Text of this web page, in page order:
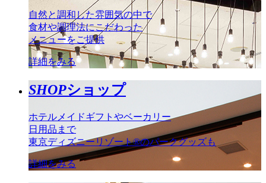
自然と調和した雰囲気の中で
食材や調理法にこだわった
メニューをご提供
詳細をみる
SHOPショップ
ホテルメイドギフトやベーカリー
日用品まで
東京ディズニーリゾート®のパークグッズも
詳細をみる